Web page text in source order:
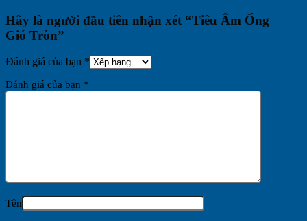
Hãy là người đầu tiên nhận xét “Tiêu Âm Ống
Gió Tròn”
Đánh giá của bạn *
Đánh giá của bạn *
Tên